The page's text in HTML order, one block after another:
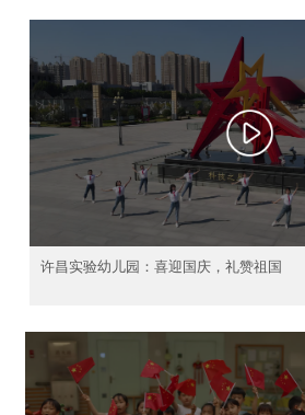
许昌实验幼儿园：喜迎国庆，礼赞祖国